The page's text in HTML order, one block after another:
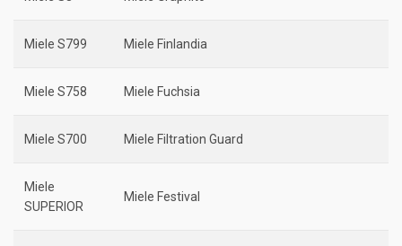
Miele S799 Miele Finlandia
Miele S758 Miele Fuchsia
Miele S700 Miele Filtration Guard
Miele
SUPERIOR
Miele Festival